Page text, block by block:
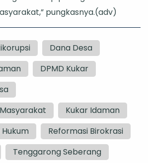
pungkasnya.(adv)
Dana Desa
DPMD Kukar
Kukar Idaman
Reformasi Birokrasi
Tenggarong Seberang